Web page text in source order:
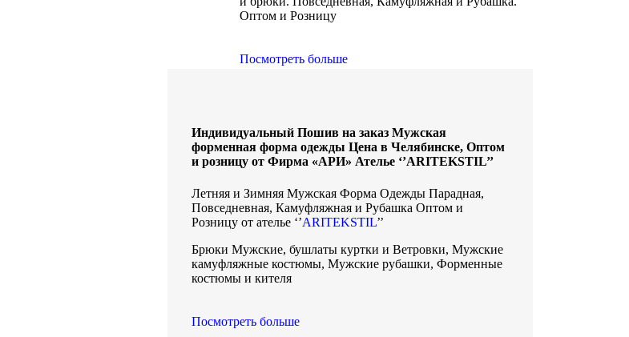
Оптом и Розницу
Посмотреть больше
Индивидуальный Пошив на заказ Мужская
форменная форма одежды Цена в Челябинске, Оптом
и розницу от Фирма «АРИ» Ателье ‘’ARITEKSTIL’’
Летняя и Зимняя Мужская Форма Одежды Парадная,
Повседневная, Камуфляжная и Рубашка Оптом и
Розницу от ателье ‘’ARITEKSTIL’’
Брюки Мужские, бушлаты куртки и Ветровки, Мужские
камуфляжные костюмы, Мужские рубашки, Форменные
костюмы и кителя
Посмотреть больше